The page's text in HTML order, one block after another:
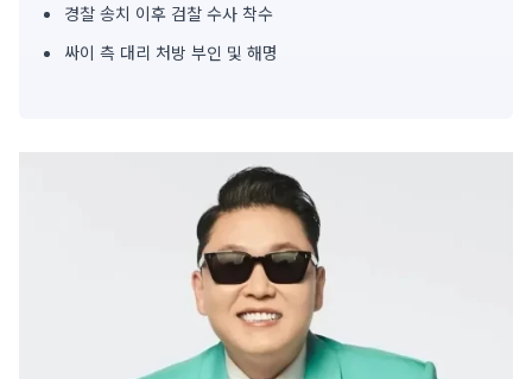
심
경찰 송치 이후 검찰 수사 착수
싸이 측 대리 처방 부인 및 해명